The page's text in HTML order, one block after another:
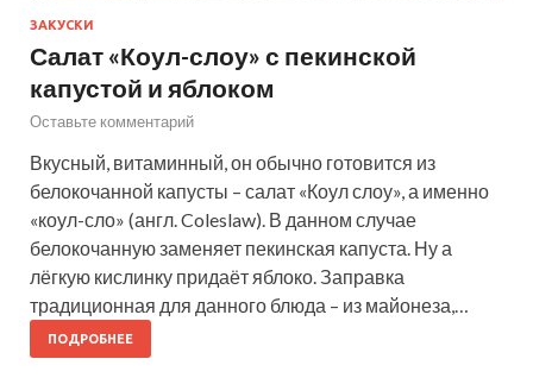
ЗАКУСКИ
Салат «Коул-слоу» с пекинской
капустой и яблоком
Оставьте комментарий
Вкусный, витаминный, он обычно готовится из
белокочанной капусты – салат «Коул слоу», а именно
«коул-сло» (англ. Coleslaw). В данном случае
белокочанную заменяет пекинская капуста. Ну а
лёгкую кислинку придаёт яблоко. Заправка
традиционная для данного блюда – из майонеза,…
ПОДРОБНЕЕ